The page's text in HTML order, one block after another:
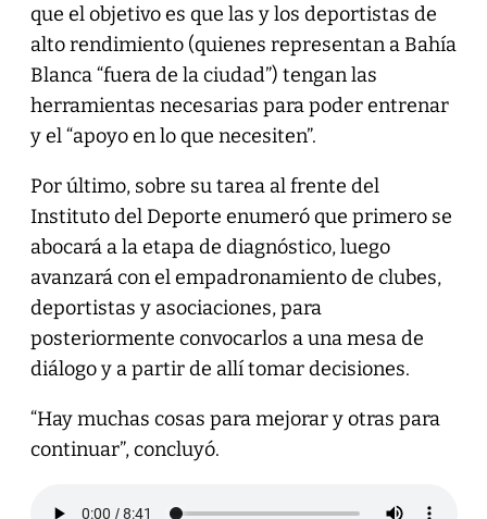
que el objetivo es que las y los deportistas de
alto rendimiento (quienes representan a Bahía
Blanca “fuera de la ciudad”) tengan las
herramientas necesarias para poder entrenar
y el “apoyo en lo que necesiten”.
Por último, sobre su tarea al frente del
Instituto del Deporte enumeró que primero se
abocará a la etapa de diagnóstico, luego
avanzará con el empadronamiento de clubes,
deportistas y asociaciones, para
posteriormente convocarlos a una mesa de
diálogo y a partir de allí tomar decisiones.
“Hay muchas cosas para mejorar y otras para
continuar”, concluyó.